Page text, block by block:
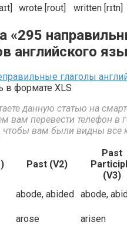
wrote [roʊt] written [rɪtn]
«295
английского
глаголы
в формате XLS
данную статью на
вам перевести телефон в
чтобы вам были видны все
Past (V2)
Past
(V3)
abode, abided abode,
arose arisen